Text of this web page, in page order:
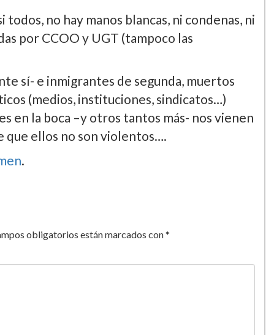
no hay manos blancas, ni condenas, ni
por CCOO y UGT (tampoco las
sí­- e inmigrantes de segunda, muertos
(medios, instituciones, sindicatos…)
en la boca –y otros tantos más- nos vienen
que ellos no son violentos….
.
obligatorios están marcados con*